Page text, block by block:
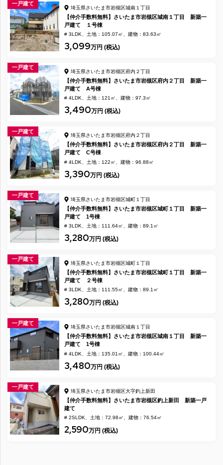
一戸建て
埼玉県さいたま市岩槻区城南１丁目
【仲介手数料無料】さいたま市岩槻区城南１丁目 新築一
戸建て １号棟
# 3LDK 土地：105.07㎡ 建物：83.63㎡
3,099万円 (税込)
一戸建て
埼玉県さいたま市岩槻区府内２丁目
【仲介手数料無料】さいたま市岩槻区府内２丁目 新築一
戸建て A号棟
# 4LDK 土地：121㎡ 建物：97.3㎡
3,490万円 (税込)
一戸建て
埼玉県さいたま市岩槻区府内２丁目
【仲介手数料無料】さいたま市岩槻区府内２丁目 新築一
戸建て C号棟
# 4LDK 土地：122㎡ 建物：96.88㎡
3,390万円 (税込)
一戸建て
埼玉県さいたま市岩槻区城町１丁目
【仲介手数料無料】さいたま市岩槻区城町１丁目 新築一
戸建て 1号棟
# 3LDK 土地：111.64㎡ 建物：89.1㎡
3,280万円 (税込)
一戸建て
埼玉県さいたま市岩槻区城町１丁目
【仲介手数料無料】さいたま市岩槻区城町１丁目 新築一
戸建て ２号棟
# 3LDK 土地：111.55㎡ 建物：89.1㎡
3,280万円 (税込)
一戸建て
埼玉県さいたま市岩槻区城南１丁目
【仲介手数料無料】さいたま市岩槻区城南１丁目 新築一
戸建て 1号棟
# 4LDK 土地：135.01㎡ 建物：100.44㎡
3,480万円 (税込)
一戸建て
埼玉県さいたま市岩槻区大字釣上新田
【仲介手数料無料】さいたま市岩槻区釣上新田 新築一戸
建て
# 2SLDK 土地：72.98㎡ 建物：76.54㎡
2,590万円 (税込)